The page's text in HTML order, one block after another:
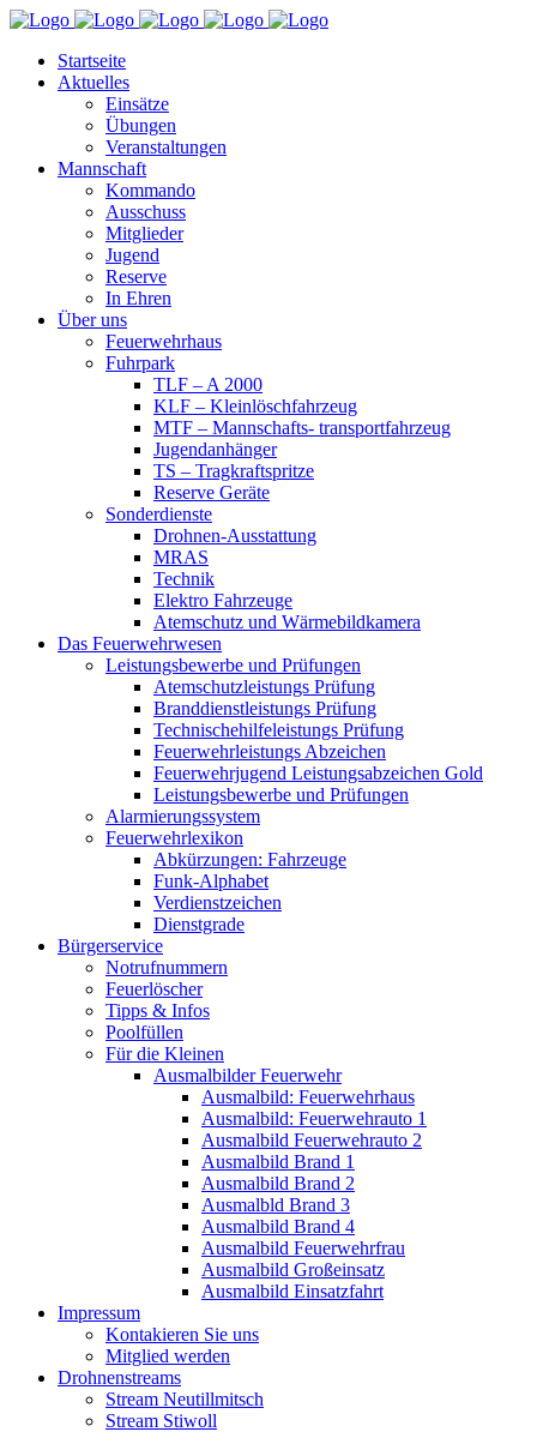
Startseite
Aktuelles
Einsätze
Übungen
Veranstaltungen
Mannschaft
Kommando
Ausschuss
Mitglieder
Jugend
Reserve
In Ehren
Über uns
Feuerwehrhaus
Fuhrpark
TLF – A 2000
KLF – Kleinlöschfahrzeug
MTF – Mannschafts- transportfahrzeug
Jugendanhänger
TS – Tragkraftspritze
Reserve Geräte
Sonderdienste
Drohnen-Ausstattung
MRAS
Technik
Elektro Fahrzeuge
Atemschutz und Wärmebildkamera
Das Feuerwehrwesen
Leistungsbewerbe und Prüfungen
Atemschutzleistungs Prüfung
Branddienstleistungs Prüfung
Technischehilfeleistungs Prüfung
Feuerwehrleistungs Abzeichen
Feuerwehrjugend Leistungsabzeichen Gold
Leistungsbewerbe und Prüfungen
Alarmierungssystem
Feuerwehrlexikon
Abkürzungen: Fahrzeuge
Funk-Alphabet
Verdienstzeichen
Dienstgrade
Bürgerservice
Notrufnummern
Feuerlöscher
Tipps & Infos
Poolfüllen
Für die Kleinen
Ausmalbilder Feuerwehr
Ausmalbild: Feuerwehrhaus
Ausmalbild: Feuerwehrauto 1
Ausmalbild Feuerwehrauto 2
Ausmalbild Brand 1
Ausmalbild Brand 2
Ausmalbld Brand 3
Ausmalbild Brand 4
Ausmalbild Feuerwehrfrau
Ausmalbild Großeinsatz
Ausmalbild Einsatzfahrt
Impressum
Kontakieren Sie uns
Mitglied werden
Drohnenstreams
Stream Neutillmitsch
Stream Stiwoll